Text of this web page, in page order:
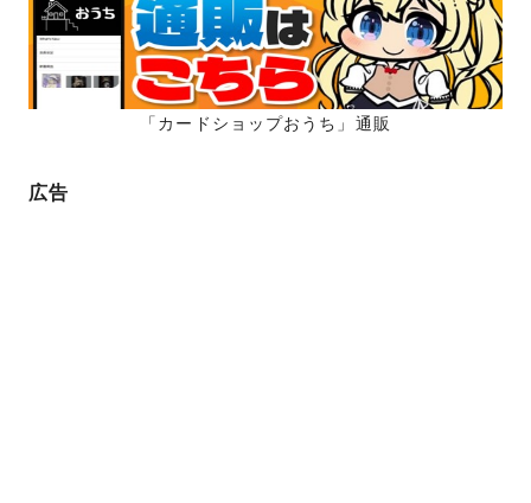
「カードショップおうち」通販
広告